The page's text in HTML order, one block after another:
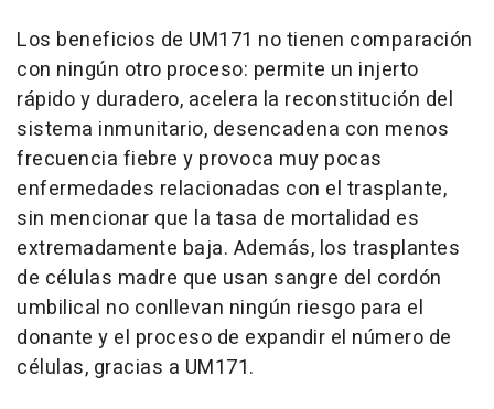
Los beneficios de UM171 no tienen comparación
con ningún otro proceso: permite un injerto
rápido y duradero, acelera la reconstitución del
sistema inmunitario, desencadena con menos
frecuencia fiebre y provoca muy pocas
enfermedades relacionadas con el trasplante,
sin mencionar que la tasa de mortalidad es
extremadamente baja. Además, los trasplantes
de células madre que usan sangre del cordón
umbilical no conllevan ningún riesgo para el
donante y el proceso de expandir el número de
células, gracias a UM171.